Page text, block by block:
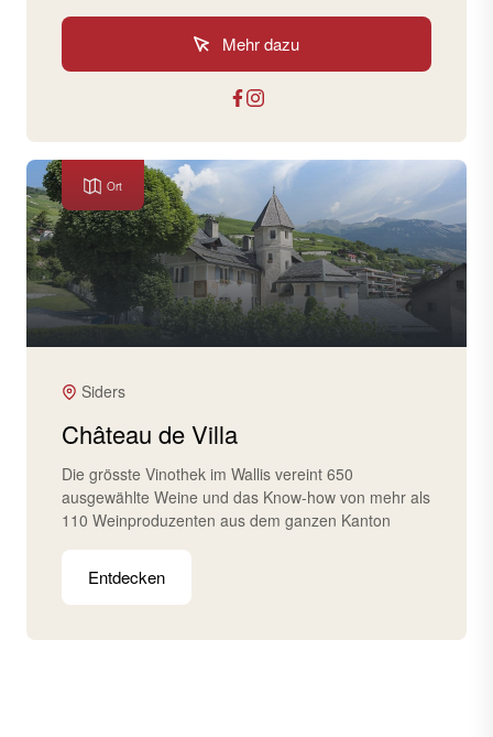
Mehr dazu
Ort
Siders
Château de Villa
Die grösste Vinothek im Wallis vereint 650
ausgewählte Weine und das Know-how von mehr als
110 Weinproduzenten aus dem ganzen Kanton
Entdecken